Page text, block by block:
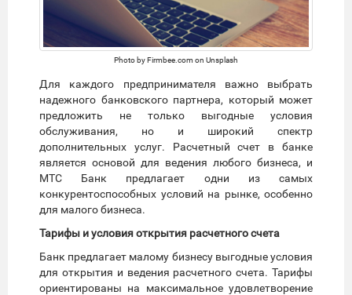
Photo by Firmbee.com on Unsplash
Для каждого предпринимателя важно выбрать
надежного банковского партнера, который может
предложить не только выгодные условия
обслуживания, но и широкий спектр
дополнительных услуг. Расчетный счет в банке
является основой для ведения любого бизнеса, и
МТС Банк предлагает одни из самых
конкурентоспособных условий на рынке, особенно
для малого бизнеса.
Тарифы и условия открытия расчетного счета
Банк предлагает малому бизнесу выгодные условия
для открытия и ведения расчетного счета. Тарифы
ориентированы на максимальное удовлетворение